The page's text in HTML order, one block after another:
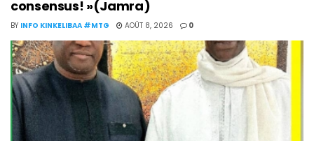
consensus! »(Jamra)
BY INFO KINKELIBAA #MTG AOÛT 8, 2026 0